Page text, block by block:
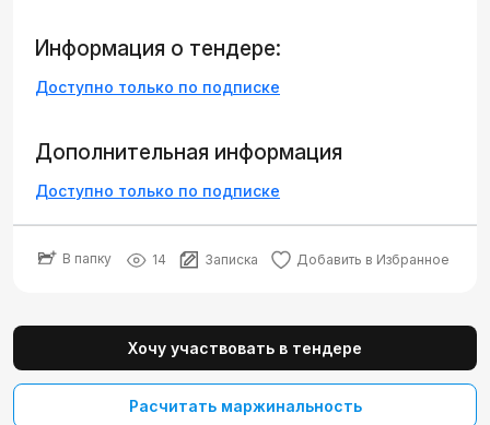
Информация о тендере:
Доступно только по подписке
Дополнительная информация
Доступно только по подписке
В папку 14 Записка Добавить в Избранное
Хочу участвовать в тендере
Расчитать маржинальность